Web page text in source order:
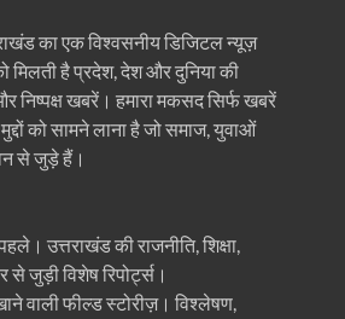
का एक विश्वसनीय डिजिटल न्यूज़
मिलती है प्रदेश, देश और दुनिया की
खबरें। हमारा मकसद सिर्फ खबरें
को सामने लाना है जो समाज, युवाओं
से जुड़े हैं।
उत्तराखंड की राजनीति, शिक्षा,
जुड़ी विशेष रिपोर्ट्स।
वाली फील्ड स्टोरीज़। विश्लेषण,